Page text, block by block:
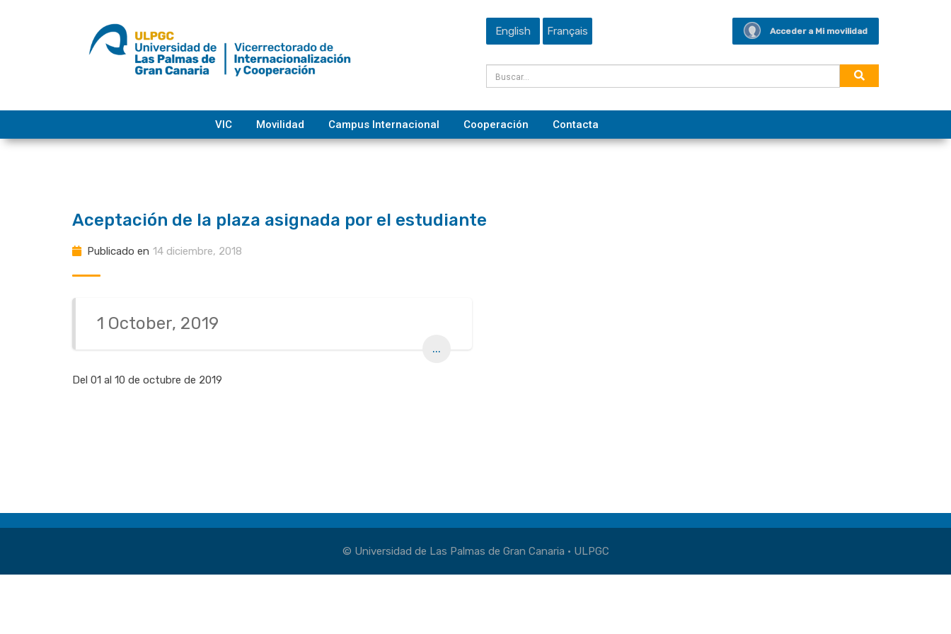
English Français Acceder a Mi movilidad
VIC Movilidad Campus Internacional Cooperación Contacta
Aceptación de la plaza asignada por el estudiante
Publicado en 14 diciembre, 2018
1 October, 2019
...
Del 01 al 10 de octubre de 2019
© Universidad de Las Palmas de Gran Canaria · ULPGC